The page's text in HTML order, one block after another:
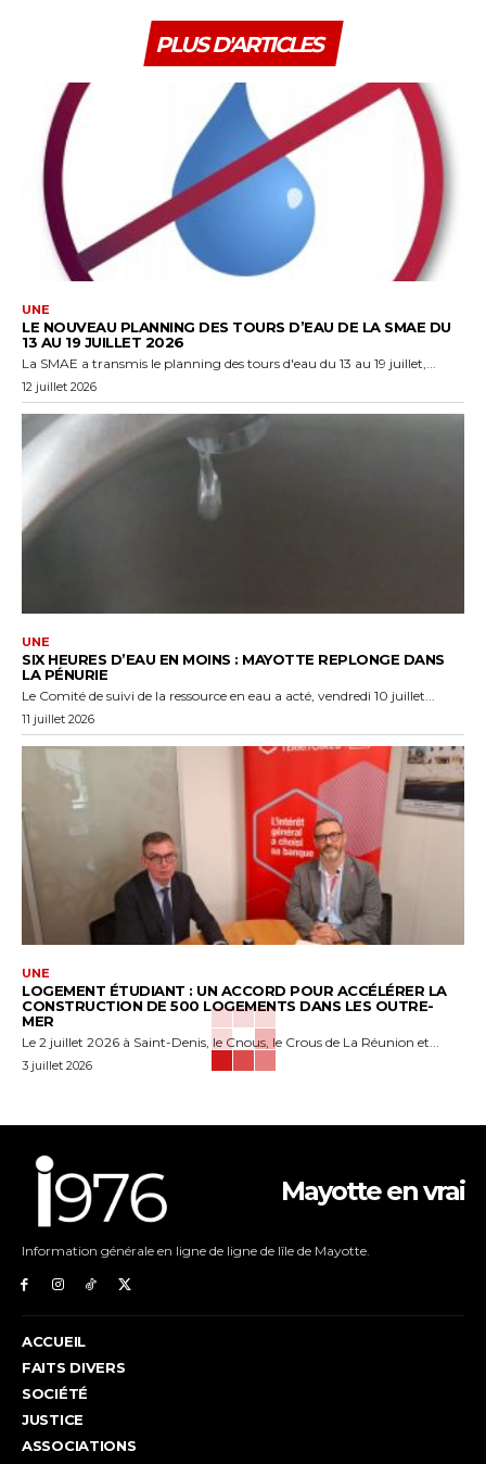
PLUS D'ARTICLES
UNE
LE NOUVEAU PLANNING DES TOURS D’EAU DE LA SMAE DU
13 AU 19 JUILLET 2026
La SMAE a transmis le planning des tours d'eau du 13 au 19 juillet,...
12 juillet 2026
UNE
SIX HEURES D’EAU EN MOINS : MAYOTTE REPLONGE DANS
LA PÉNURIE
Le Comité de suivi de la ressource en eau a acté, vendredi 10 juillet...
11 juillet 2026
UNE
LOGEMENT ÉTUDIANT : UN ACCORD POUR ACCÉLÉRER LA
CONSTRUCTION DE 500 LOGEMENTS DANS LES OUTRE-
MER
Le 2 juillet 2026 à Saint-Denis, le Cnous, le Crous de La Réunion et...
3 juillet 2026
Mayotte en vrai
Information générale en ligne de ligne de lîle de Mayotte.
ACCUEIL
FAITS DIVERS
SOCIÉTÉ
JUSTICE
ASSOCIATIONS